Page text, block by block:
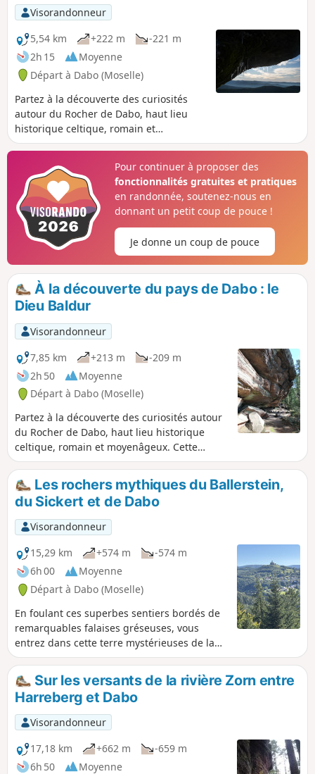
Visorandonneur
5,54 km
+222 m
-221 m
2h 15
Moyenne
Départ à Dabo (Moselle)
Partez à la découverte des curiosités
autour du Rocher de Dabo, haut lieu
historique celtique, romain et
moyenâgeux. Le Rocher de Dabo est un
haut de ses 664m, il offre un des
panoramas les plus grandioses des
Hautes Vosges Gréseuses allant de la
plaine de l'Alsace à l'Est, du massif
vosgien au Sud, au plateau lorrain au
Nord Est.
Pour continuer à proposer des
fonctionnalités gratuites et pratiques
en randonnée, soutenez-nous en
donnant un petit coup de pouce !
Je donne un coup de pouce
À la découverte du pays de Dabo : le
Dieu Baldur
Visorandonneur
7,85 km
+213 m
-209 m
2h 50
Moyenne
Départ à Dabo (Moselle)
Partez à la découverte des curiosités autour
du Rocher de Dabo, haut lieu historique
celtique, romain et moyenâgeux. Cette
randonnée autour du massif du Ballerstein
est un concentré de ce qu'il y a de plus
beau : rochers remarquables et falaises de
grès, points de vues sur les forêts de
résineux et les localités alentour, sentiers
bucoliques riches en histoire et légendes.
Vous entrez dans le royaume de Baldur, dieu
celte de la lumière.
Les rochers mythiques du Ballerstein,
du Sickert et de Dabo
Visorandonneur
15,29 km
+574 m
-574 m
6h 00
Moyenne
Départ à Dabo (Moselle)
En foulant ces superbes sentiers bordés de
remarquables falaises gréseuses, vous
entrez dans cette terre mystérieuses de la
région de Dabo qui a été marquée par une
forte présence celte. Les sites remarquables
du Ballerstein, territoire du dieu Baldur, dieu
celte de la lumière, du Sickert et de Dabo
rassemblent un grand nombre de curiosités
géologiques parcourus par des sentiers
ombragés et bucoliques ou alternent
plusieurs magnifiques panoramas.
Sur les versants de la rivière Zorn entre
Harreberg et Dabo
Visorandonneur
17,18 km
+662 m
-659 m
6h 50
Moyenne